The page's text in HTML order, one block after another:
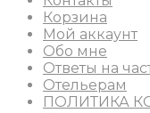
Корзина
Мой аккаунт
Обо мне
Ответы на
Отельерам
ПОЛИТИКА